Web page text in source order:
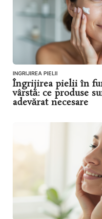
INGRIJIREA PIELII
Îngrijirea pielii în
vârstă: ce produse
adevărat necesare